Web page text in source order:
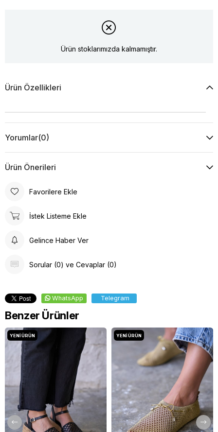
Ürün stoklarımızda kalmamıştır.
Ürün Özellikleri
Yorumlar(0)
Ürün Önerileri
Favorilere Ekle
İstek Listeme Ekle
Gelince Haber Ver
Sorular (0) ve Cevaplar (0)
WhatsApp Telegram
Benzer Ürünler
YENI ÜRÜN YENI ÜRÜN